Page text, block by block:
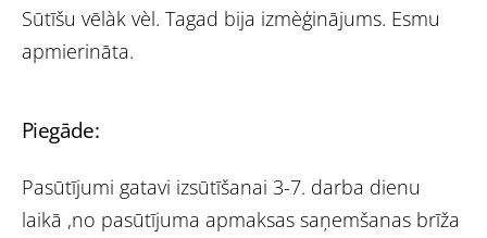
Piegāde:
Pasūtījumi gatavi izsūtīšanai 3-7. darba dienu
laikā ,no pasūtījuma apmaksas saņemšanas brīža
Sūtīšu vēlàk vèl. Tagad bija izmèģinājums. Esmu
apmierināta.